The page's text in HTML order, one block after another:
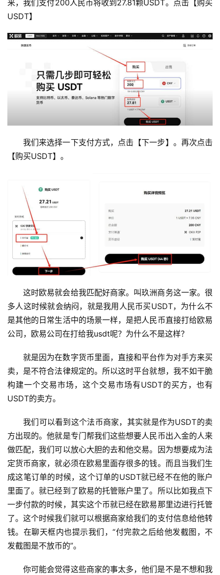
来，我们支付200人民币将收到27.81颗USDT。点击【购买
USDT】
我们来选择一下支付方式，点击【下一步】。再次点击
【购买USDT】。
这时欧易就会给我匹配好商家。叫玖洲商务这一家。很
多人这时候就会纳闷，就是我用人民币买USDT，为什么不
是其他的日常生活中的场景一样，是把人民币直接打给欧易
公司，欧易公司在打给我usdt呢？为什么不是这样？
就是因为在数字货币里面，直接和平台作为对手方来买
卖，是不符合法律规定的。所以这时平台就想，我不如干脆
构建一个交易市场，这个交易市场有USDT的买方，也有
USDT的卖方。
我们可以看到这个法币商家，其实就是作为USDT的卖
方出现的。他就是专门帮我们这些想要人民币出入金的人来
做匹配，我们可以放心大胆的去和他交易。因为想要成为法
定货币商家，就必须在欧易里面存很多的钱。而且当我们生
成这笔订单的时候，这个订单的USDT就已经不在他的账户
里面了。就已经到了欧易的托管账户里了。所以比如我点下
一步付款的时候，其实这个币就已经在欧易那里边进行托管
了。这个时候我们就可以根据商家给我们的支付信息给他转
钱。在聊天框内也提示我们，“付完款之后给他发截图，不
发截图是不放币的”。
你可能会觉得这些商家的事太多，他们是不是不想和我